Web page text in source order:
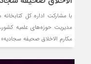
با مشارکت اداره کل
مدیریت حوزه‌های علمیه
مکارم الاخلاق صحیفه